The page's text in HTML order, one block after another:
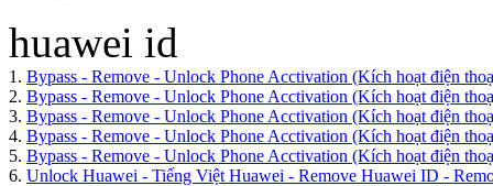
huawei id
1. Bypass - Remove - Unlock Phone Acctivation (Kích hoạt điện
2. Bypass - Remove - Unlock Phone Acctivation (Kích hoạt điện
3. Bypass - Remove - Unlock Phone Acctivation (Kích hoạt điện
4. Bypass - Remove - Unlock Phone Acctivation (Kích hoạt điện
5. Bypass - Remove - Unlock Phone Acctivation (Kích hoạt điện
6. Unlock Huawei - Tiếng Việt Huawei - Remove Huawei ID -